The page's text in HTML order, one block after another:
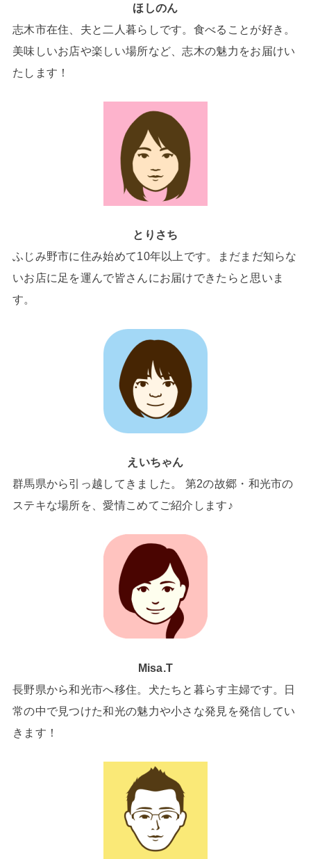
ほしのん
志木市在住、夫と二人暮らしです。食べることが好き。
美味しいお店や楽しい場所など、志木の魅力をお届けい
たします！
とりさち
ふじみ野市に住み始めて10年以上です。まだまだ知らな
いお店に足を運んで皆さんにお届けできたらと思いま
す。
えいちゃん
群馬県から引っ越してきました。 第2の故郷・和光市の
ステキな場所を、愛情こめてご紹介します♪
Misa.T
長野県から和光市へ移住。犬たちと暮らす主婦です。日
常の中で見つけた和光の魅力や小さな発見を発信してい
きます！